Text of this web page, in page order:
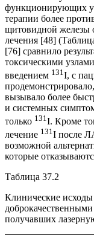
функционирующих
терапии более
щитовидной железы
лечения [48]
[76] сравнило
токсическими
введением 131 I, с
вызывало более
и системных
только 131 I. Кроме
лечение 131I после
возможной
которые
Таблица 37.2
Клинические
получавших